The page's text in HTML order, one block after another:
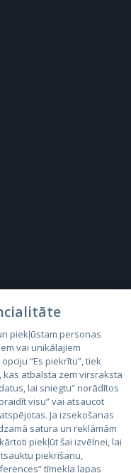
piekļūstam personas
vai unikālajiem
“Es piekrītu”, tiek
atbalsta zem virsraksta
lai sniegtu” norādītos
visu” vai atsaucot
Ja izsekošanas
satura un reklāmām
piekļūt šai izvēlnei, lai
piekrišanu,
tīmekļa lapas